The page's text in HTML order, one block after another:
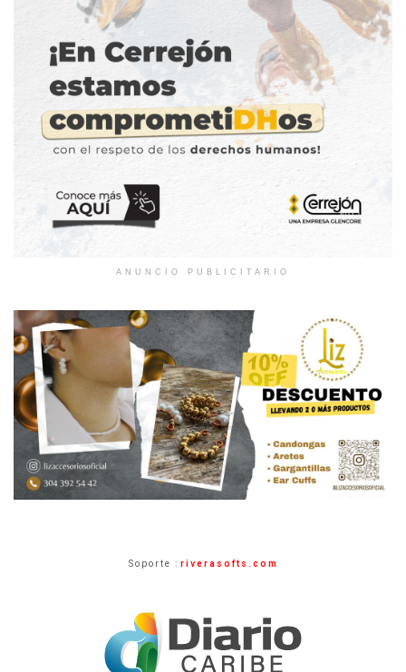
ANUNCIO PUBLICITARIO
Soporte : riverasofts.com